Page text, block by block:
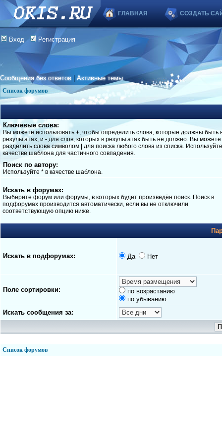
ГЛАВНАЯ СОЗДАТЬ
Вход Регистрация
Сообщения без ответов |Активные темы
Список форумов
Ключевые слова:
Вы можете использовать +, чтобы определить слова, которые должны быть
результатах, и - для слов, которых в результатах быть не должно. Вы можете
разделить слова символом
для поиска любого слова из списка.
качестве шаблона для частичного совпадения.
Поиск по автору:
Используйте * в качестве шаблона.
Искать в форумах:
Выберите форум или форумы, в которых будет произведён поиск. Поиск в
подфорумах производится автоматически, если вы не отключили
соответствующую опцию ниже.
Искать в подфорумах: Да Нет
Поле сортировки:
по возрастанию
по убыванию
Искать сообщения за:
Список форумов